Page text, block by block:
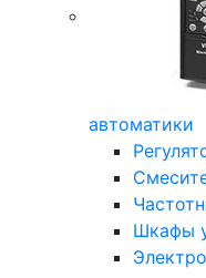
автоматики
Шкафы